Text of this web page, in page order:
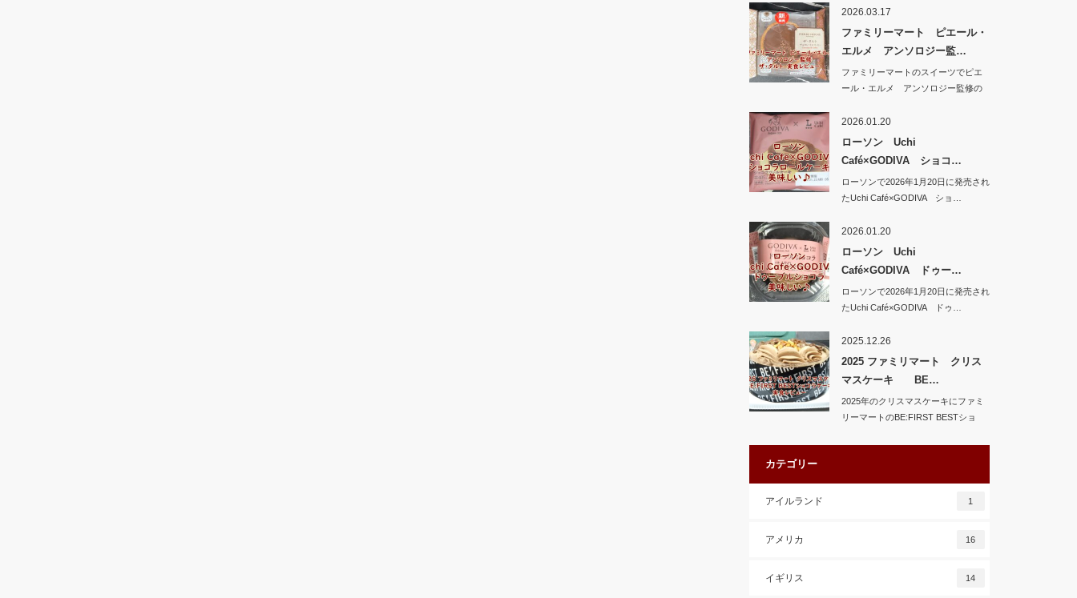
2026.03.17
ファミリーマート ピエール・
エルメ アンソロジー監…
ファミリーマートのスイーツでピエ
ール・エルメ アンソロジー監修の
2026.01.20
ローソン Uchi
Café×GODIVA ショコ…
ローソンで2026年1月20日に発売され
たUchi Café×GODIVA ショ…
2026.01.20
ローソン Uchi
Café×GODIVA ドゥー…
ローソンで2026年1月20日に発売され
たUchi Café×GODIVA ドゥ…
2025.12.26
2025 ファミリマート クリス
マスケーキ BE…
2025年のクリスマスケーキにファミ
リーマートのBE:FIRST BESTショ
カテゴリー
アイルランド 1
アメリカ 16
イギリス 14